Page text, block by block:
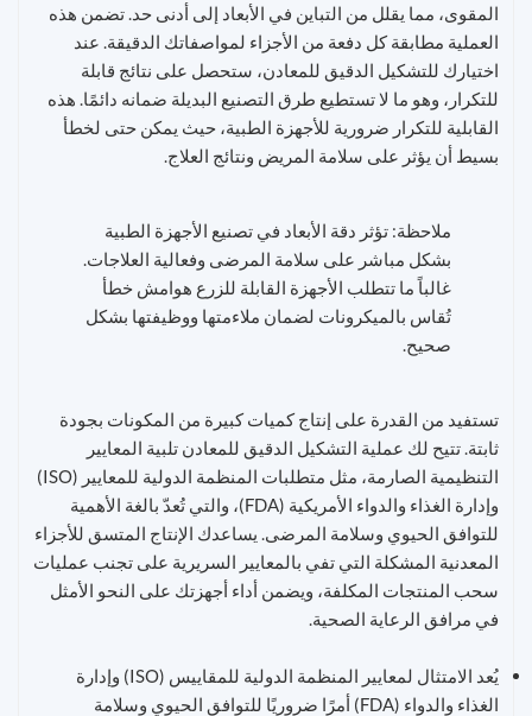
المقوى، مما يقلل من التباين في الأبعاد إلى أدنى حد. تضمن هذه
العملية مطابقة كل دفعة من الأجزاء لمواصفاتك الدقيقة. عند
اختيارك للتشكيل الدقيق للمعادن، ستحصل على نتائج قابلة
للتكرار، وهو ما لا تستطيع طرق التصنيع البديلة ضمانه دائمًا. هذه
القابلية للتكرار ضرورية للأجهزة الطبية، حيث يمكن حتى لخطأ
بسيط أن يؤثر على سلامة المريض ونتائج العلاج.
ملاحظة: تؤثر دقة الأبعاد في تصنيع الأجهزة الطبية
بشكل مباشر على سلامة المرضى وفعالية العلاجات.
غالباً ما تتطلب الأجهزة القابلة للزرع هوامش خطأ
تُقاس بالميكرونات لضمان ملاءمتها ووظيفتها بشكل
صحيح.
تستفيد من القدرة على إنتاج كميات كبيرة من المكونات بجودة
ثابتة. تتيح لك عملية التشكيل الدقيق للمعادن تلبية المعايير
التنظيمية الصارمة، مثل متطلبات المنظمة الدولية للمعايير (ISO)
وإدارة الغذاء والدواء الأمريكية (FDA)، والتي تُعدّ بالغة الأهمية
للتوافق الحيوي وسلامة المرضى. يساعدك الإنتاج المتسق للأجزاء
المعدنية المشكلة التي تفي بالمعايير السريرية على تجنب عمليات
سحب المنتجات المكلفة، ويضمن أداء أجهزتك على النحو الأمثل
في مرافق الرعاية الصحية.
يُعد الامتثال لمعايير المنظمة الدولية للمقاييس (ISO) وإدارة
الغذاء والدواء (FDA) أمرًا ضروريًا للتوافق الحيوي وسلامة